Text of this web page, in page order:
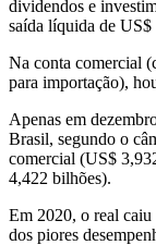
dividendos e
saída líquida de
Na conta comercial
para importação),
Apenas em
Brasil, segundo o
comercial (US$
4,422 bilhões).
Em 2020, o real
dos piores